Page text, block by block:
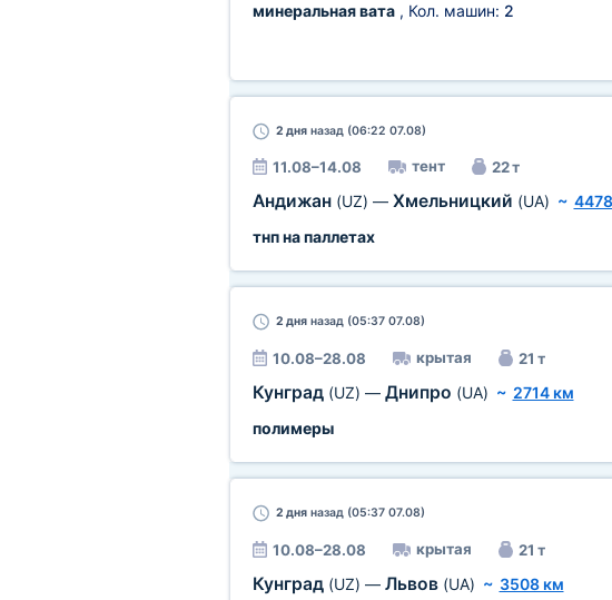
минеральная вата, Кол. машин: 2
2 дняназад (06:22 07.08)
11.08–14.08 тент 22 т
Андижан (UZ) — Хмельницкий (UA) ~
тнп на паллетах
2 дняназад (05:37 07.08)
10.08–28.08 крытая 21 т
Кунград (UZ) — Днипро (UA) ~ 2714 км
полимеры
2 дняназад (05:37 07.08)
10.08–28.08 крытая 21 т
Кунград (UZ) — Львов (UA) ~ 3508 км